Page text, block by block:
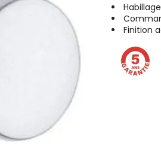
Finition